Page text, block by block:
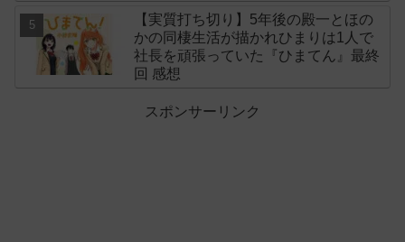
【実質打ち切り】5年後の殿一とほの
かの同棲生活が描かれひまりは1人で
社長を頑張っていた『ひまてん』最終
回 感想
スポンサーリンク